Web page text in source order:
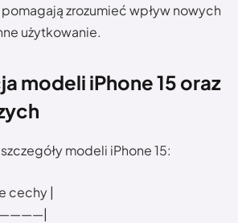
zrozumieć wpływ nowych
użytkowanie.
modeli iPhone 15 oraz
modeli iPhone 15:
cechy |